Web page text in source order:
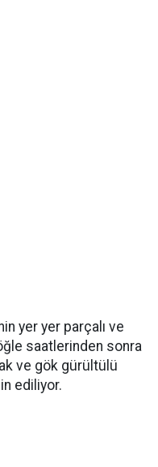
yer yer parçalı ve
saatlerinden sonra
ve gök gürültülü
ediliyor.